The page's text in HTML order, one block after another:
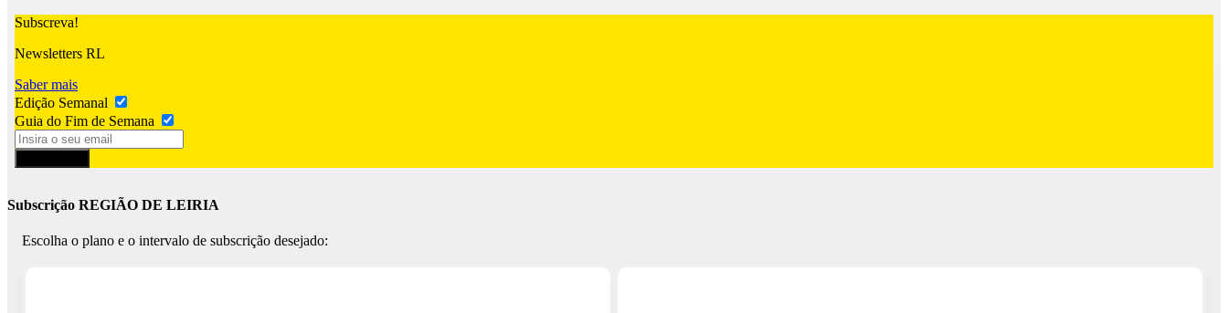
Subscreva!
Newsletters RL
Saber mais
Edição Semanal
Guia do Fim de Semana
Subscrição REGIÃO DE LEIRIA
Escolha o plano e o intervalo de subscrição desejado: